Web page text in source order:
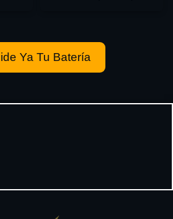
Ya Tu Batería